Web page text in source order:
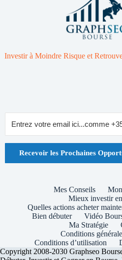
Investir à Moindre Risque et
Recevoir les Prochaines
Mes Conseils
Mieux investir
Quelles actions acheter
Bien débuter
Vidéo
Ma Stratégie
Conditions
Conditions d’utilisation
Copyright 2008-2030 Graphseo